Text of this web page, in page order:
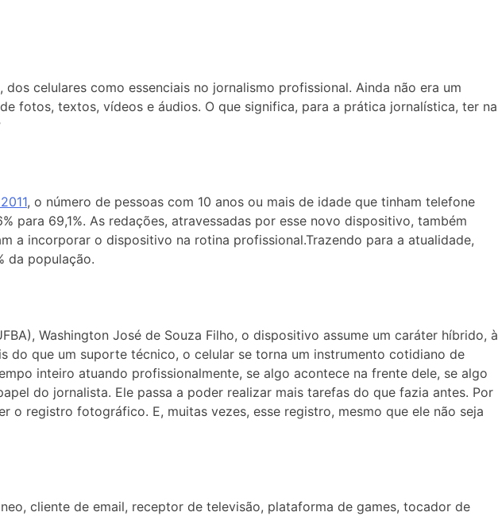
celulares como essenciais no jornalismo profissional. Ainda não era um
fotos, textos, vídeos e áudios. O que significa, para a prática jornalística, ter na
, o número de pessoas com 10 anos ou mais de idade que tinham telefone
para 69,1%. As redações, atravessadas por esse novo dispositivo, também
a incorporar o dispositivo na rotina profissional.Trazendo para a atualidade,
da população.
Washington José de Souza Filho, o dispositivo assume um caráter híbrido, à
do que um suporte técnico, o celular se torna um instrumento cotidiano de
inteiro atuando profissionalmente, se algo acontece na frente dele, se algo
do jornalista. Ele passa a poder realizar mais tarefas do que fazia antes. Por
o registro fotográfico. E, muitas vezes, esse registro, mesmo que ele não seja
cliente de email, receptor de televisão, plataforma de games, tocador de